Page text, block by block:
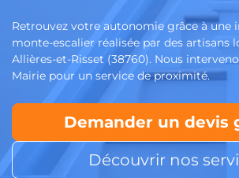
Retrouvez votre autonomie grâce à une
monte-escalier réalisée par des artisans
Allières-et-Risset (38760). Nous
Mairie pour un service de proximité.
Demander un devis
Découvrir nos